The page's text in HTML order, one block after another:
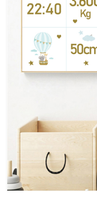
Muursticker -
afbeeldingen-